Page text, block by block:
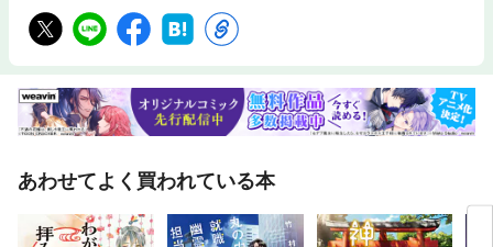
あわせてよく買われている本